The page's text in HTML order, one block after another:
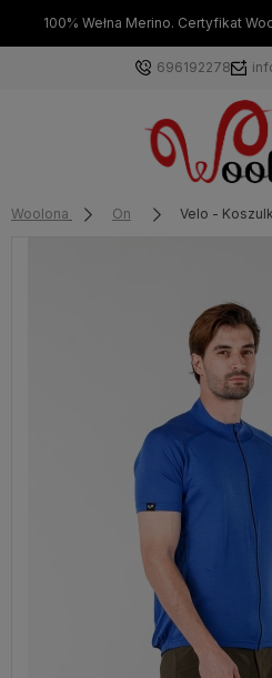
100% Wełna Merino. Certyfikat
696192278
Woolona On Velo -